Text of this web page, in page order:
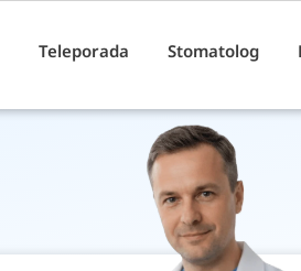
Teleporada Stomatolog